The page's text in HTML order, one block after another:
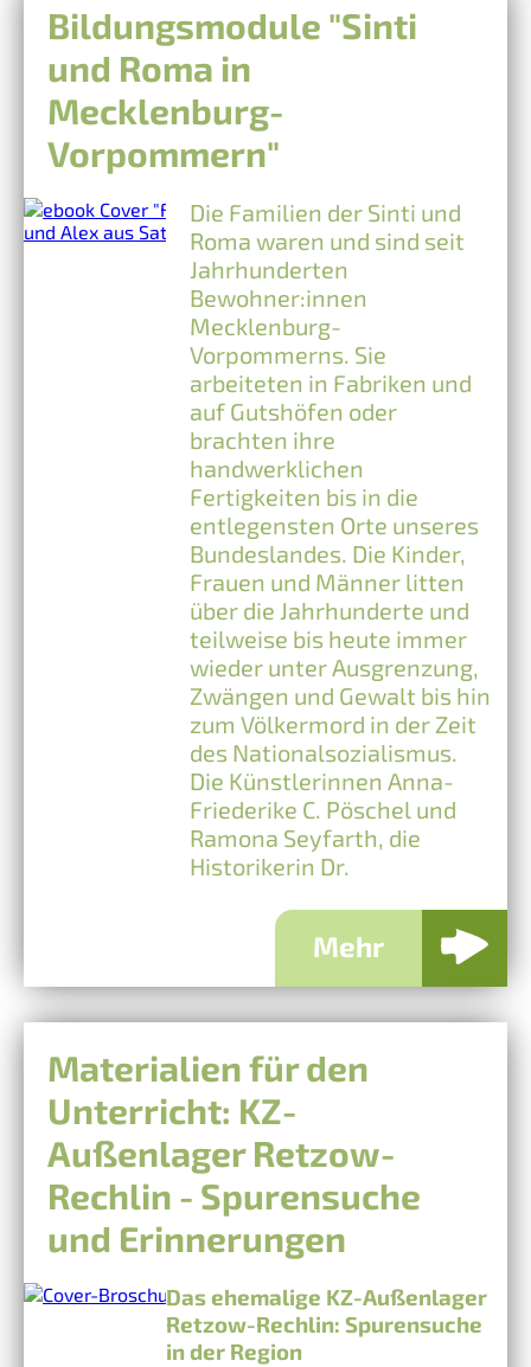
Bildungsmodule "Sinti
und Roma in
Mecklenburg-
Vorpommern"
Die Familien der Sinti und
Roma waren und sind seit
Jahrhunderten
Bewohner:innen
Mecklenburg-
Vorpommerns. Sie
arbeiteten in Fabriken und
auf Gutshöfen oder
brachten ihre
handwerklichen
Fertigkeiten bis in die
entlegensten Orte unseres
Bundeslandes. Die Kinder,
Frauen und Männer litten
über die Jahrhunderte und
teilweise bis heute immer
wieder unter Ausgrenzung,
Zwängen und Gewalt bis hin
zum Völkermord in der Zeit
des Nationalsozialismus.
Die Künstlerinnen Anna-
Friederike C. Pöschel und
Ramona Seyfarth, die
Historikerin Dr.
Mehr
Materialien für den
Unterricht: KZ-
Außenlager Retzow-
Rechlin - Spurensuche
und Erinnerungen
Das ehemalige KZ-Außenlager
Retzow-Rechlin: Spurensuche
in der Region